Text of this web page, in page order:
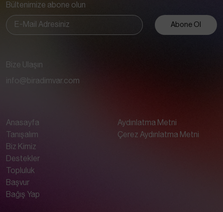
Bültenimize abone olun
Abone Ol
Bize Ulaşın
info@biradimvar.com
Anasayfa
Tanışalım
Biz Kimiz
Destekler
Topluluk
Başvur
Bağış Yap
Aydınlatma Metni
Çerez Aydınlatma Metni